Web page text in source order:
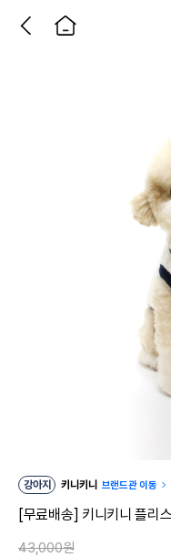
강아지 키니키니 브랜드관 이동
[무료배송] 키니키니 플리
43,000원